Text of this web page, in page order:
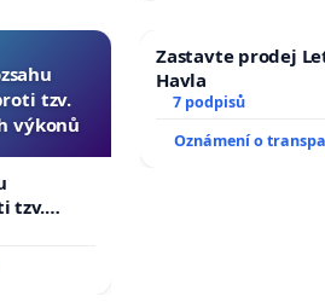
tzv.
výkonů
tzv.
Zastavte prodej
Havla
7 podpisů
Oznámení o